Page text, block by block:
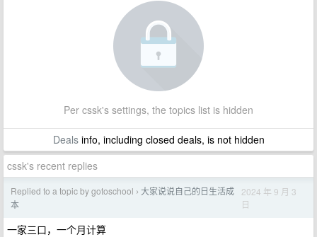
Per cssk's settings, the topics list is hidden
Dealsinfo, including closed deals, is not hidden
cssk's recent replies
Replied to a topic by gotoschool › 大家说说自己的日生活成
本
2024 年 9 月 3
日
一家三口，一个月计算